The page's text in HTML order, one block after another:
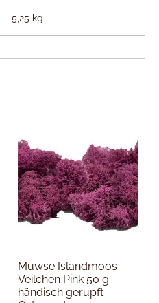
5,25 kg
Muwse Islandmoos
Veilchen Pink 50 g
händisch gerupft